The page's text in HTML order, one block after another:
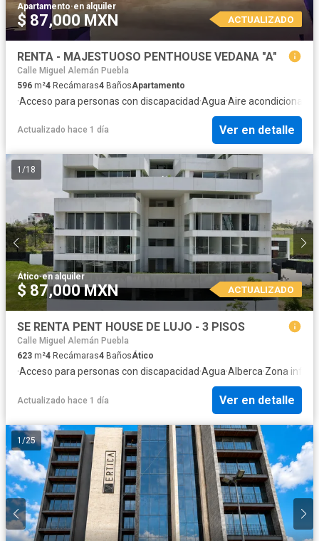
Apartamento·en alquiler
$ 87,000 MXN ACTUALIZADO
RENTA - MAJESTUOSO PENTHOUSE VEDANA "A"
Calle Miguel Alemán Puebla
596 m²4 Recámaras4 BañosApartamento
·Acceso para personas con discapacidad·Agua·Aire acondicionado
Actualizado hace 1 día Ver en detalle
1 /18
Ático·en alquiler
$ 87,000 MXN ACTUALIZADO
SE RENTA PENT HOUSE DE LUJO - 3 PISOS
Calle Miguel Alemán Puebla
623 m²4 Recámaras4 BañosÁtico
·Acceso para personas con discapacidad·Agua·Alberca·Zona
Actualizado hace 1 día Ver en detalle
1 /25